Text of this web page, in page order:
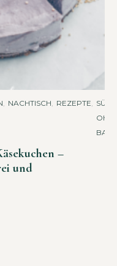
NACHTISCH REZEPTE
HNE
–
und